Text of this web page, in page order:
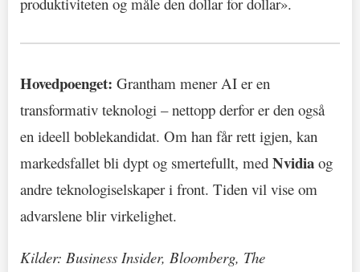
Hovedpoenget: Grantham mener AI er en
transformativ teknologi – nettopp derfor er den også
en ideell boblekandidat. Om han får rett igjen, kan
markedsfallet bli dypt og smertefullt, med Nvidia og
andre teknologiselskaper i front. Tiden vil vise om
advarslene blir virkelighet.
Kilder: Business Insider, Bloomberg, The